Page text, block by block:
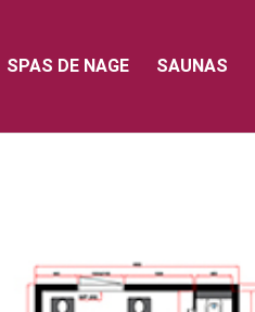
SPAS DE NAGE SAUNAS